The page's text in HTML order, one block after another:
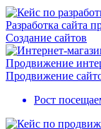
Разработка сайта
Создание сайтов
Продвижение
Продвижение
Рост